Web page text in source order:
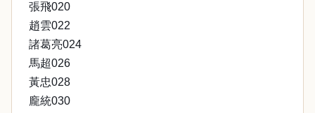
張飛020
趙雲022
諸葛亮024
馬超026
黃忠028
龐統030